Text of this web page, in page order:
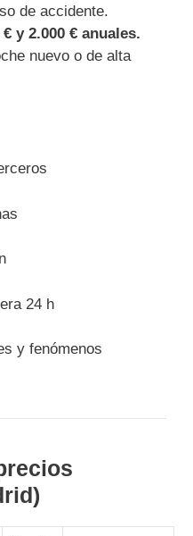
de accidente.
€ y 2.000 € anuales.
nuevo o de alta
24 h
y fenómenos